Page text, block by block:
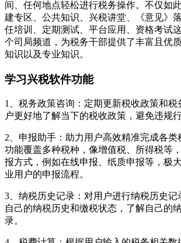
间、任何地点轻松进行税务操作。不仅如
建专区、公共知识、兴税讲堂、《意见》
任培训、定期测试、平台应用、资格考试
个司局频道，为税务干部提供了丰富且优
知识以及专业知识。
学习兴税软件功能
1、税务政策咨询：定期更新税收政策和税
户更好地了解当下的税收政策，避免违规
2、申报助手：助力用户高效精准完成各
功能覆盖多种税种，像增值税、所得税等
报方式，例如在线申报、纸质申报等，极
业用户的申报流程。
3、纳税历史记录：对用户进行纳税历史记
自己的纳税历史和缴税状态，了解自己的
录。